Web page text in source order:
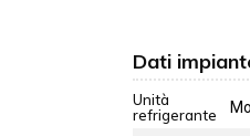
Dati
Unità
refrigerante